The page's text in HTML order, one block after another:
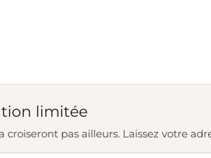
limitée
croiseront pas ailleurs. Laissez votre